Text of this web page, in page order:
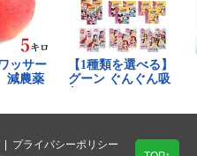
プライバシーポリシー